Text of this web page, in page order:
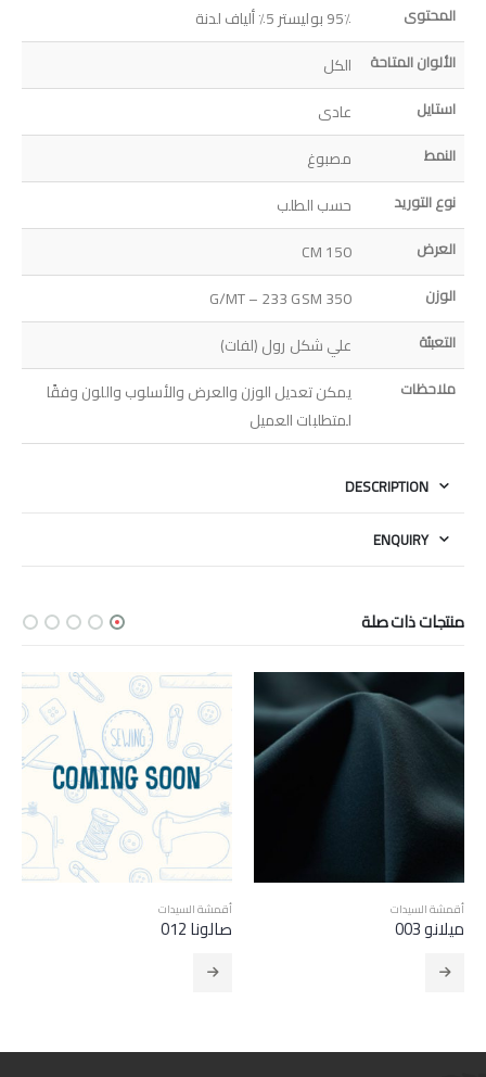
المحتوى 95٪ بوليستر 5٪ ألياف لدنة
الألوان المتاحة الكل
استايل عادى
النمط مصبوغ
نوع التوريد حسب الطلب
العرض 150 CM
الوزن 350 G/MT – 233 GSM
التعبئة علي شكل رول (لفات)
ملاحظات
يمكن تعديل الوزن والعرض والأسلوب واللون وفقًا
لمتطلبات العميل
DESCRIPTION
ENQUIRY
منتجات ذات صلة
أقمشة السيدات
ميلانو 003
أقمشة السيدات
صالونا 012